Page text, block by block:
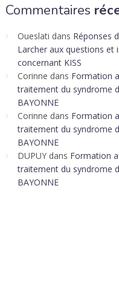
Commentaires
Oueslati dans Réponses
Larcher aux questions et
concernant KISS
Corinne dans Formation
traitement du syndrome
BAYONNE
Corinne dans Formation
traitement du syndrome
BAYONNE
DUPUYdans Formation
traitement du syndrome
BAYONNE